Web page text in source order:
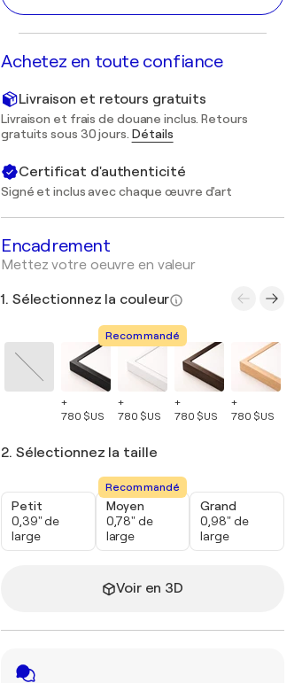
Achetez en toute confiance
Livraison et retours gratuits
Livraison et frais de douane inclus. Retours
gratuits sous 30 jours. Détails
Certificat d'authenticité
Signé et inclus avec chaque œuvre d'art
Encadrement
Mettez votre oeuvre en valeur
1. Sélectionnez la couleur
+
780 $US
Recommandé
+
780 $US
+
780 $US
+
780 $US
2. Sélectionnez la taille
Petit
0,39" de
large
Recommandé
Moyen
0,78" de
large
Grand
0,98" de
large
Voir en 3D